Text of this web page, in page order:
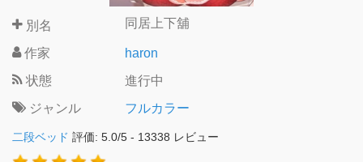
別名 同居上下舖
作家
haron
状態
進行中
ジャンル
フルカラー
二段ベッド 評価: 5.0/5 - 13338 レビュー